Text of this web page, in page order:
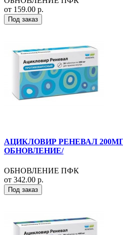
от 159.00 р.
Под заказ
АЦИКЛОВИР РЕНЕВАЛ
ОБНОВЛЕНИЕ/
ОБНОВЛЕНИЕ ПФК
от 342.00 р.
Под заказ